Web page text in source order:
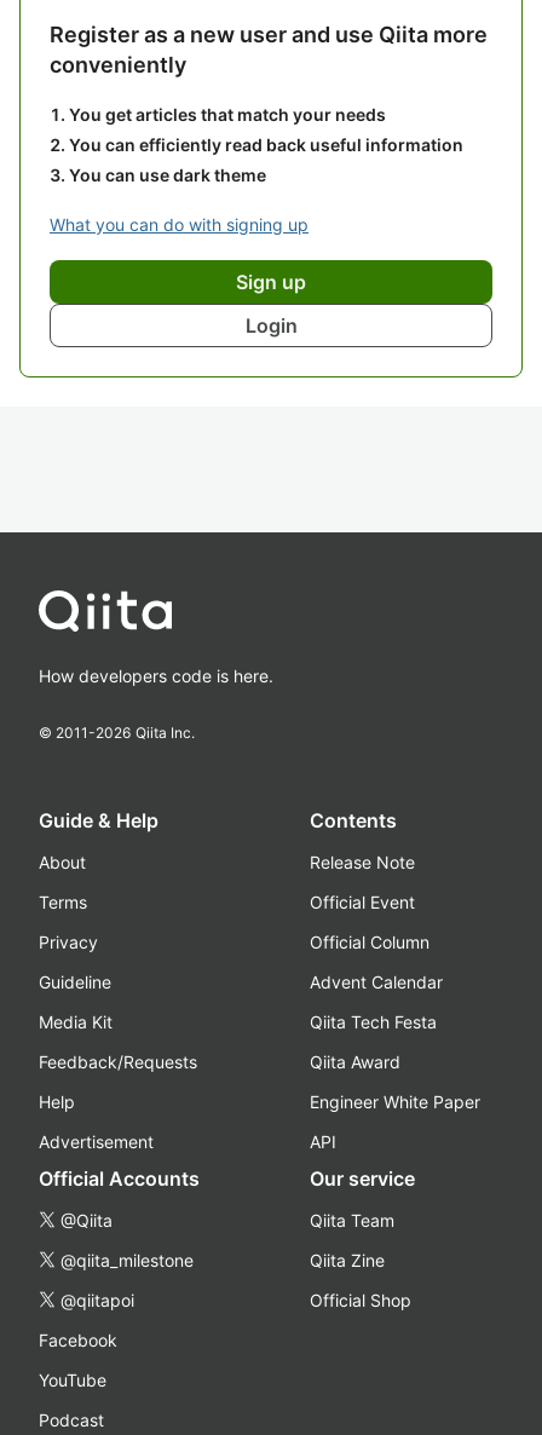
Register as a new user and use Qiita more
conveniently
You get articles that match your needs
You can efficiently read back useful information
You can use dark theme
What you can do with signing up
Sign up
Login
How developers code is here.
© 2011-2026 Qiita Inc.
Guide & Help
About
Terms
Privacy
Guideline
Media Kit
Feedback/Requests
Help
Advertisement
Contents
Release Note
Official Event
Official Column
Advent Calendar
Qiita Tech Festa
Qiita Award
Engineer White Paper
API
Official Accounts
@Qiita
@qiita_milestone
@qiitapoi
Facebook
YouTube
Podcast
Our service
Qiita Team
Qiita Zine
Official Shop